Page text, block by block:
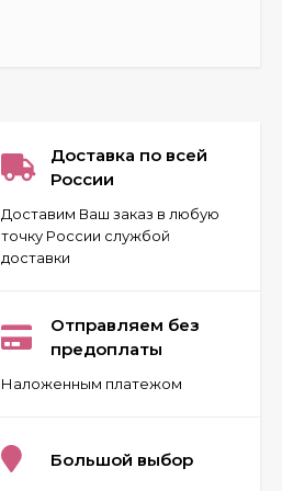
Доставка по всей
России
Доставим Ваш заказ в любую
точку России службой
доставки
Отправляем без
предоплаты
Наложенным платежом
Большой выбор
VIP for women 80 ml
ОАЭ
2 032₽
Blue Label 100 ml